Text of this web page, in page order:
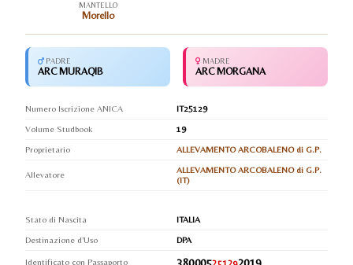
MANTELLO
Morello
PADRE
ARC MURAQIB
MADRE
ARC MORGANA
Numero Iscrizione ANICA
IT25129
Volume Studbook
19
Proprietario
ALLEVAMENTO ARCOBALENO di G.P.
Allevatore
ALLEVAMENTO ARCOBALENO di G.P.
(IT)
Stato di Nascita
ITALIA
Destinazione d'Uso
DPA
Identificato con Passaporto 380005 2019